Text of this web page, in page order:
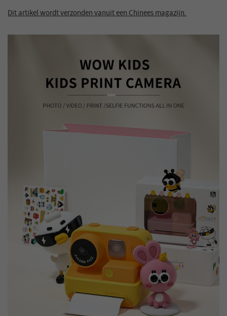
Dit artikel wordt verzonden vanuit een Chinees magazijn.